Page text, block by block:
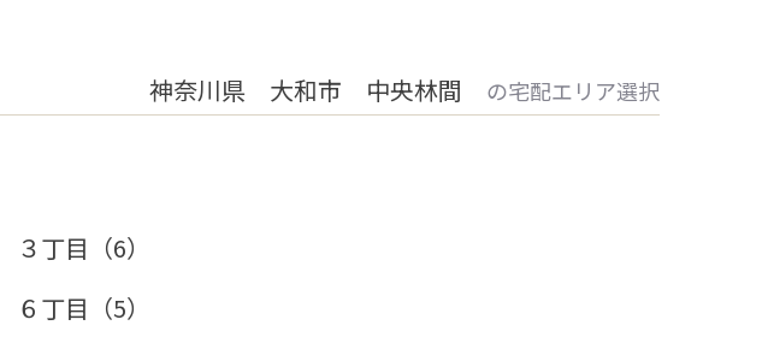
神奈川県 大和市 中央林間 の宅配エリア選択
３丁目（6）
６丁目（5）